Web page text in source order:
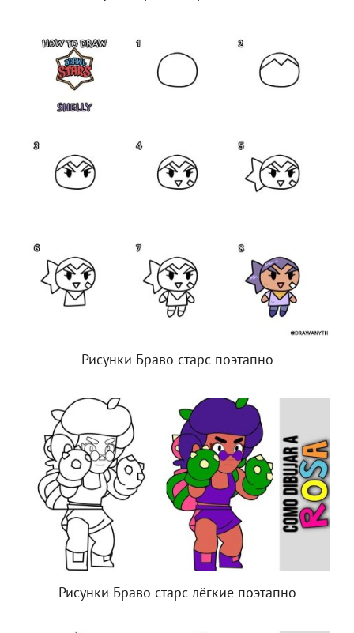
Рисунки Браво старс поэтапно
Рисунки Браво старс лёгкие поэтапно